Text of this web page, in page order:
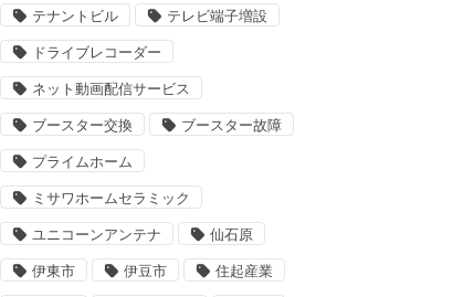
テナントビル テレビ端子増設
ドライブレコーダー
ネット動画配信サービス
ブースター交換 ブースター故障
プライムホーム
ミサワホームセラミック
ユニコーンアンテナ 仙石原
伊東市 伊豆市 住起産業